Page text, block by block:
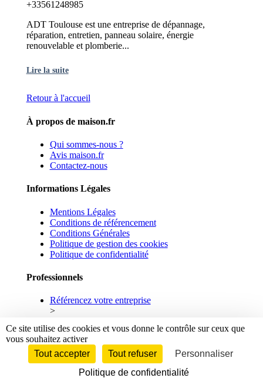
+33561248985
ADT Toulouse est une entreprise de dépannage,
réparation, entretien, panneau solaire, énergie
renouvelable et plomberie...
Lire la suite
Retour à l'accueil
À propos de maison.fr
Qui sommes-nous ?
Avis maison.fr
Contactez-nous
Informations Légales
Mentions Légales
Conditions de référencement
Conditions Générales
Politique de gestion des cookies
Politique de confidentialité
Professionnels
Référencez votre entreprise
>
Réseaux sociaux
Facebook
Linkedin
Ce site utilise des cookies et vous donne le contrôle sur ceux que
vous souhaitez activer
Tout accepter
Tout refuser
Personnaliser
Politique de confidentialité